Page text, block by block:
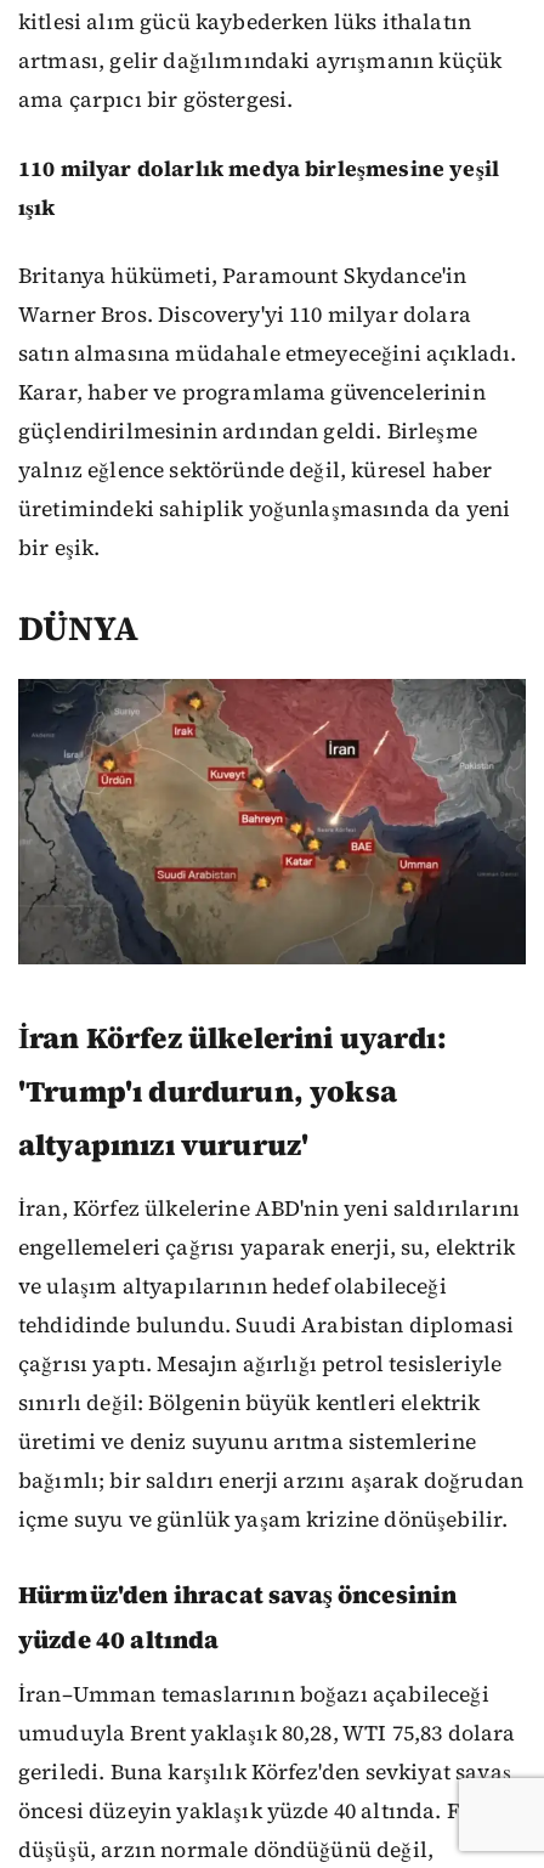
kitlesi alım gücü kaybederken lüks ithalatın
artması, gelir dağılımındaki ayrışmanın küçük
ama çarpıcı bir göstergesi.
110 milyar dolarlık medya birleşmesine yeşil
ışık
Britanya hükümeti, Paramount Skydance'in
Warner Bros. Discovery'yi 110 milyar dolara
satın almasına müdahale etmeyeceğini açıkladı.
Karar, haber ve programlama güvencelerinin
güçlendirilmesinin ardından geldi. Birleşme
yalnız eğlence sektöründe değil, küresel haber
üretimindeki sahiplik yoğunlaşmasında da yeni
bir eşik.
DÜNYA
İran Körfez ülkelerini uyardı:
'Trump'ı durdurun, yoksa
altyapınızı vururuz'
İran, Körfez ülkelerine ABD'nin yeni saldırılarını
engellemeleri çağrısı yaparak enerji, su, elektrik
ve ulaşım altyapılarının hedef olabileceği
tehdidinde bulundu. Suudi Arabistan diplomasi
çağrısı yaptı. Mesajın ağırlığı petrol tesisleriyle
sınırlı değil: Bölgenin büyük kentleri elektrik
üretimi ve deniz suyunu arıtma sistemlerine
bağımlı; bir saldırı enerji arzını aşarak doğrudan
içme suyu ve günlük yaşam krizine dönüşebilir.
Hürmüz'den ihracat savaş öncesinin
yüzde 40 altında
İran–Umman temaslarının boğazı açabileceği
umuduyla Brent yaklaşık 80,28, WTI 75,83 dolara
geriledi. Buna karşılık Körfez'den sevkiyat savaş
öncesi düzeyin yaklaşık yüzde 40 altında. Fiyat
düşüşü, arzın normale döndüğünü değil,